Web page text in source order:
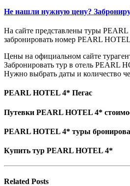
Не нашли нужную цену?
На сайте представлены туры
забронировать номер PEARL
Цены на официальном сайте
Забронировать тур в отель PEARL
Нужно выбрать даты и количество
PEARL HOTEL 4* Пегас
Путевки PEARL HOTEL 4*
PEARL HOTEL 4* туры
Купить тур PEARL HOTEL 4*
Related Posts